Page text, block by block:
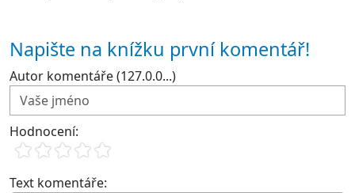
Napište na knížku první komentář!
Autor komentáře (127.0.0...)
Hodnocení:
Text komentáře: